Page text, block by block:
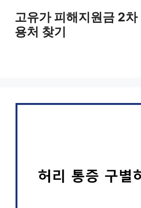
고유가 피해지원금 2차
용처 찾기